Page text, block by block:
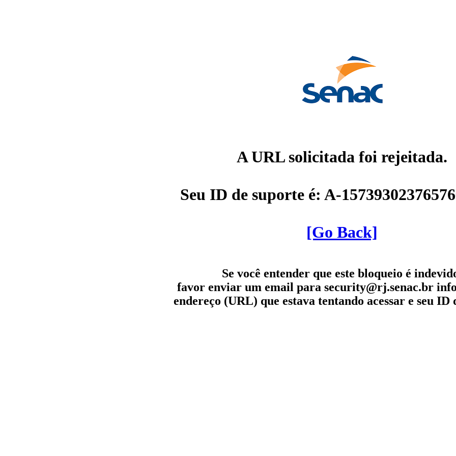
A URL solicitada foi rejeitada.
Seu ID de suporte é: A-
[Go Back]
Se você entender que este bloqueio é
favor enviar um email para security@rj.senac.br
endereço (URL) que estava tentando acessar e seu ID